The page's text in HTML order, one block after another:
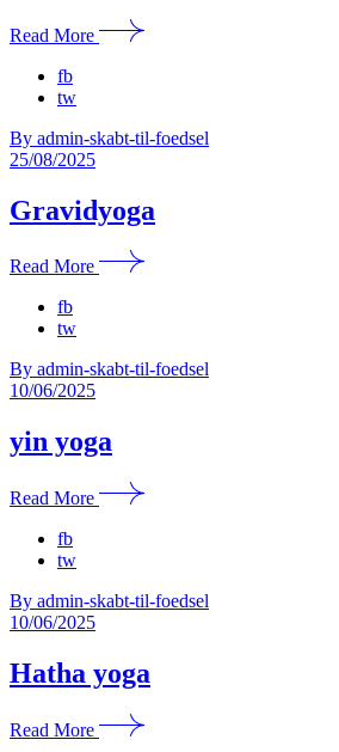
Read More
fb
tw
By admin-skabt-til-foedsel
25/08/2025
Gravidyoga
Read More
fb
tw
By admin-skabt-til-foedsel
10/06/2025
yin yoga
Read More
fb
tw
By admin-skabt-til-foedsel
10/06/2025
Hatha yoga
Read More